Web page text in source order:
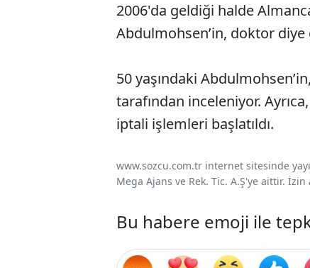
2006'da geldiği halde
Abdulmohsen’in, doktor diye
50 yaşındaki
tarafından inceleniyor.
iptali işlemleri başlatıldı.
www.sozcu.com.tr internet sitesinde
Mega Ajans ve Rek. Tic. A.Ş'ye aittir.
Bu habere emoji ile